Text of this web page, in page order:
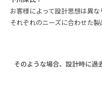
お客様によって設計思想は異な
それぞれのニーズに合わせた製
そのような場合、設計時に過